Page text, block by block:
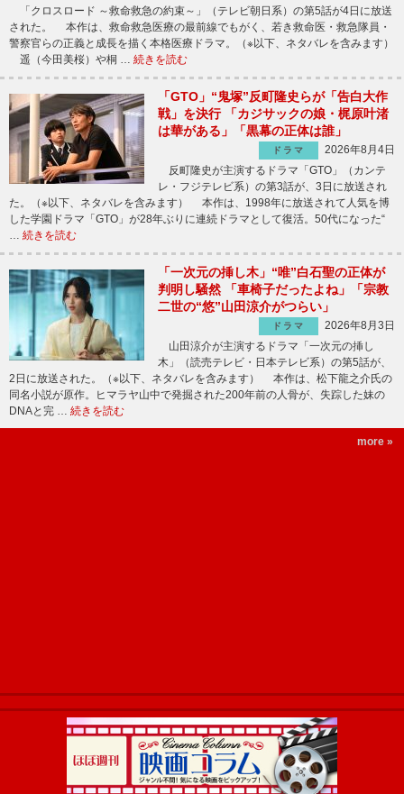
「クロスロード ～救命救急の約束～」（テレビ朝日系）の第5話が4日に放送
された。 本作は、救命救急医療の最前線でもがく、若き救命医・救急隊員・
警察官らの正義と成長を描く本格医療ドラマ。（※以下、ネタバレを含みます）
遥（今田美桜）や桐 … 続きを読む
「GTO」“鬼塚”反町隆史らが「告白大作
戦」を決行 「カジサックの娘・梶原叶渚
は華がある」「黒幕の正体は誰」
ドラマ
2026年8月4日
反町隆史が主演するドラマ「GTO」（カンテ
レ・フジテレビ系）の第3話が、3日に放送され
た。（※以下、ネタバレを含みます） 本作は、1998年に放送されて人気を博
した学園ドラマ「GTO」が28年ぶりに連続ドラマとして復活。50代になった“
続きを読む
「一次元の挿し木」“唯”白石聖の正体が
判明し騒然 「車椅子だったよね」「宗教
二世の“悠”山田涼介がつらい」
ドラマ
2026年8月3日
山田涼介が主演するドラマ「一次元の挿し
木」（読売テレビ・日本テレビ系）の第5話が、
2日に放送された。（※以下、ネタバレを含みます） 本作は、松下龍之介氏の
同名小説が原作。ヒマラヤ山中で発掘された200年前の人骨が、失踪した妹の
DNAと完 … 続きを読む
more »